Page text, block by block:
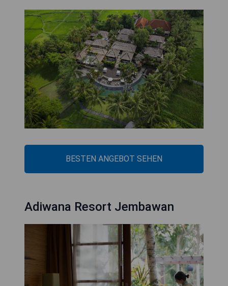
BESTEN ANGEBOT SEHEN
Adiwana Resort Jembawan